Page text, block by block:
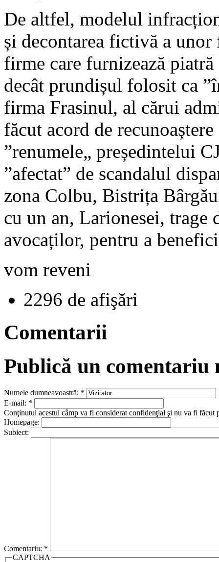
De altfel, modelul
și decontarea fictivă a
firme care furnizează
decât prundișul folosit ca
firma Frasinul, al cărui
făcut acord de
”renumele„ președintelui
”afectat” de scandalul
zona Colbu, Bistrița
cu un an, Larionesei,
avocaților, pentru a
vom reveni
2296 de afişări
Comentarii
Publică un comentariu
Numele dumneavoastră: *
E-mail: *
Conţinutul acestui câmp va fi considerat confidenţial şi nu va fi făcut
Homepage:
Subiect:
Comentariu: *
CAPTCHA